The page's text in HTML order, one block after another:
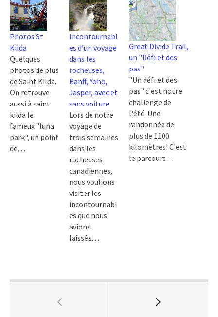
Photos St
Kilda
Quelques
photos de plus
de Saint Kilda.
On retrouve
aussi à saint
kilda le
fameux "luna
park", un point
de…
Incontournabl
es d’un voyage
dans les
rocheuses,
Banff, Yoho,
Jasper, avec et
sans voiture
Lors de notre
voyage de
trois semaines
dans les
rocheuses
canadiennes,
nous voulions
visiter les
incontournabl
es que nous
avions
laissés…
Great Divide Trail,
un "Défi et des
pas"
"Un défi et des
pas" c'est notre
challenge de
l'été. Une
randonnée de
plus de 1100
kilomètres! C'est
le parcours…